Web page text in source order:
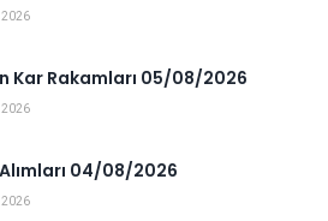
2026
Kar Rakamları 05/08/2026
2026
04/08/2026
2026